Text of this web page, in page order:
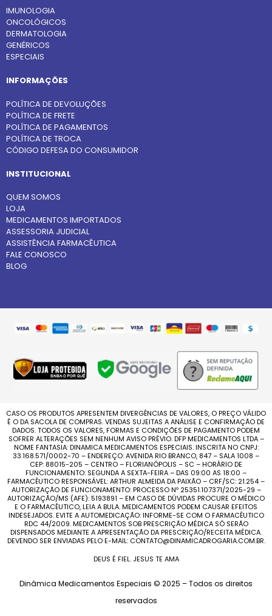
IMUNOLOGIA
ONCOLÓGICOS
DERMATOLOGIA
GENÉRICOS
ESPECIAIS
INFORMAÇÕES
POLÍTICA DE DEVOLUÇÕES
POLÍTICA DE FRETE
POLÍTICA DE PAGAMENTOS
POLÍTICA DE TROCA
CÓDIGO DEFESA DO CONSUMIDOR
INSTITUCIONAL
QUEM SOMOS
LOJA
MEDICAMENTOS IMPORTADOS
ASSESSORIA JUDICIAL
ASSISTÊNCIA FARMACÊUTICA
FALE CONOSCO
BLOG
CASO OS PRODUTOS APRESENTEM DIVERGÊNCIAS DE VALORES, O PREÇO VÁLIDO
É O DA SACOLA DE COMPRAS. VENDAS SUJEITAS A ANÁLISE E CONFIRMAÇÃO DE
DADOS. TODOS OS VALORES, FORMAS E CONDIÇÕES DE PAGAMENTO PODEM
SOFRER ALTERAÇÕES SEM NENHUM AVISO PRÉVIO. DFP MEDICAMENTOS LTDA –
NOME FANTASIA: DINAMICA MEDICAMENTOS ESPECIAIS. INSCRITA NO CNPJ:
33.168.571/0002-70 – ENDEREÇO: AVENIDA RIO BRANCO, 847 – SALA 1008 –
CEP: 88015-205 – CENTRO – FLORIANÓPOLIS – SC – HORÁRIO DE
FUNCIONAMENTO: SEGUNDA A SEXTA-FEIRA – DAS 09:00 AS 18:00 –
FARMACÊUTICO RESPONSÁVEL: ARTHUR ALMEIDA DA PAIXÃO – CRF/SC: 21.254 –
AUTORIZAÇÃO DE FUNCIONAMENTO: PROCESSO Nº 25351.107371/2025-29 –
AUTORIZAÇÃO/MS (AFE): 5193891 – EM CASO DE DÚVIDAS PROCURE O MÉDICO
E O FARMACÊUTICO, LEIA A BULA. MEDICAMENTOS PODEM CAUSAR EFEITOS
INDESEJADOS. EVITE A AUTOMEDICAÇÃO: INFORME-SE COM O FARMACÊUTICO
RDC 44/2009. MEDICAMENTOS SOB PRESCRIÇÃO MÉDICA SÓ SERÃO
DISPENSADOS MEDIANTE A APRESENTAÇÃO DA PRESCRIÇÃO/RECEITA MÉDICA.
DEVENDO SER ENVIADAS PELO E-MAIL: CONTATO@DINAMICADROGARIA.COM.BR.
DEUS É FIEL. JESUS TE AMA
Dinâmica Medicamentos Especiais © 2025 – Todos os direitos
reservados